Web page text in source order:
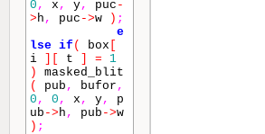
0 , x , y, puc -
>h , puc ->w ) ;
e
lse if ( box
i
t =
1
)
masked_blit
(
pub , bufor ,
0 , 0 , x , y,
p
ub ->h , pub ->w
) ;